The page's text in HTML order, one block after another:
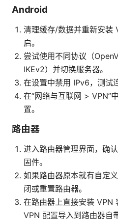
Android
清理缓存/数据并重新安装
启。
尝试使用不同协议（
IKEv2）并切换服务器。
在设置中禁用 IPv6，测试
在“网络与互联网 > VPN”
置。
路由器
进入路由器管理界面，确
固件。
如果路由器原本就有自定
闭或重置路由器。
在路由器上直接安装 VPN
VPN 配置导入到路由器自